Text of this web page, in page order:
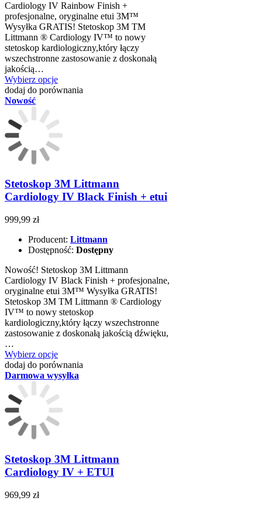
Cardiology IV Rainbow Finish +
profesjonalne, oryginalne etui 3M™
Wysyłka GRATIS! Stetoskop 3M TM
Littmann ® Cardiology IV™ to nowy
stetoskop kardiologiczny,który łączy
wszechstronne zastosowanie z doskonałą
jakością…
Wybierz opcje
dodaj do porównania
Nowość
Stetoskop 3M Littmann
Cardiology IV Black Finish + etui
999,99 zł
Producent: Littmann
Dostępność: Dostępny
Nowość! Stetoskop 3M Littmann
Cardiology IV Black Finish + profesjonalne,
oryginalne etui 3M™ Wysyłka GRATIS!
Stetoskop 3M TM Littmann ® Cardiology
IV™ to nowy stetoskop
kardiologiczny,który łączy wszechstronne
zastosowanie z doskonałą jakością dźwięku,
…
Wybierz opcje
dodaj do porównania
Darmowa wysyłka
Stetoskop 3M Littmann
Cardiology IV + ETUI
969,99 zł